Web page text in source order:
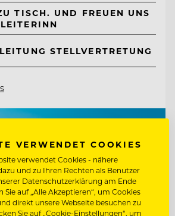
TISCH. UND FREUEN UNS
STELLVERTRETUNG
VERWENDET COOKIES
verwendet Cookies - nähere
und zu Ihren Rechten als Benutzer
Datenschutzerklärung am Ende
Sie auf „Alle Akzeptieren“, um Cookies
direkt unsere Webseite besuchen zu
Sie auf „Cookie-Einstellungen“, um